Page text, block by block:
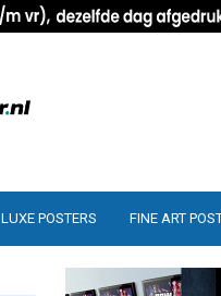
LUXE POSTERS FINE ART